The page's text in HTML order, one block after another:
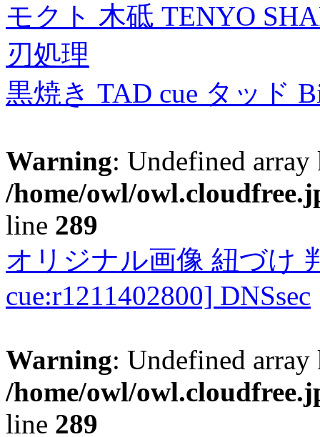
モクト 木砥 TENYO
刃処理
黒焼き TAD cue タッド
Warning: Undefined
/home/owl/
line 289
オリジナル画像 紐づけ
cue:r1211402800] DNSsec
Warning: Undefined
/home/owl/
line 289